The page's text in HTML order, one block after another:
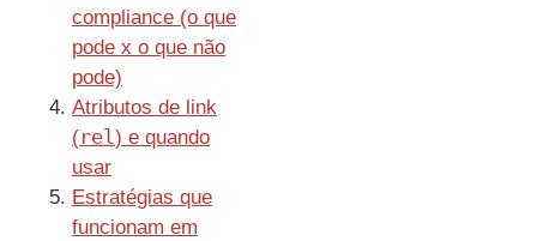
compliance (o que
pode x o que não
pode)
Atributos de link
(rel ) e quando
usar
Estratégias que
funcionam em